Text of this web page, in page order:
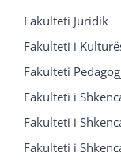
Fakulteti Juridik
Fakulteti i
Fakulteti
Fakulteti i
Fakulteti i
Fakulteti i